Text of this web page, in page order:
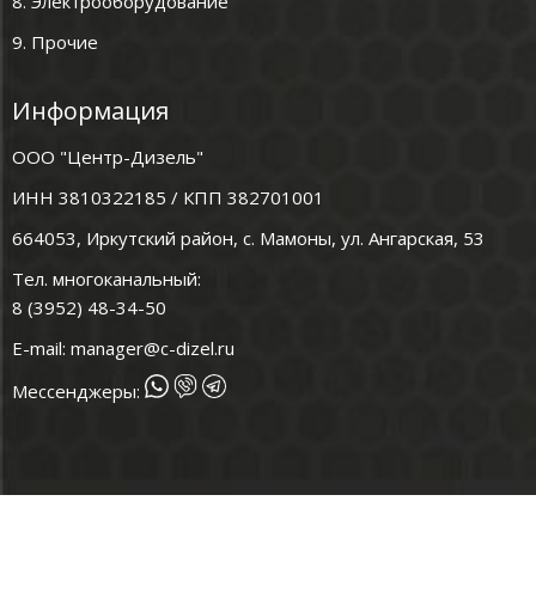
9. Прочие
Информация
ООО "Центр-Дизель"
ИНН 3810322185 / КПП 382701001
664053, Иркутский район, с. Мамоны, ул. Ангарская, 53
Тел. многоканальный:
8 (3952) 48-34-50
E-mail: manager@c-dizel.ru
Мессенджеры: